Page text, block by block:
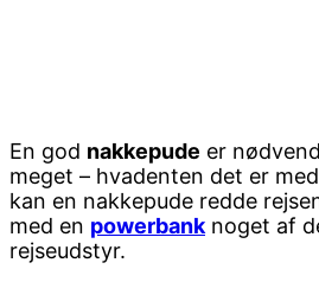
En god nakkepude er
meget – hvadenten det er
kan en nakkepude redde
med en powerbank noget af
rejseudstyr.